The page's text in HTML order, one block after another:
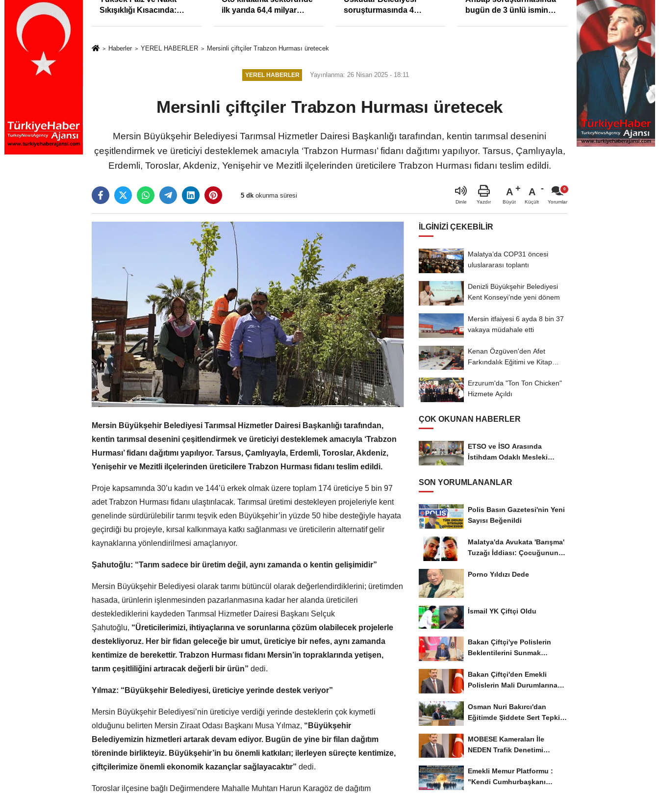
%31,75;
%50,49 olarak
Sıkışıklığı Kısacında:
ilk yarıda 64,4 milyar
soruşturmasında 4
bugün de 3 ünlü ismin
Haberler YEREL HABERLER Mersinli çiftçiler Trabzon Hurması üretecek
YEREL HABERLER Yayınlanma: 26 Nisan 2025 - 18:11
Mersinli çiftçiler Trabzon Hurması üretecek
Mersin Büyükşehir Belediyesi Tarımsal Hizmetler Dairesi Başkanlığı tarafından, kentin tarımsal desenini
çeşitlendirmek ve üreticiyi desteklemek amacıyla ‘Trabzon Hurması’ fidanı dağıtımı yapılıyor. Tarsus, Çamlıyayla,
Erdemli, Toroslar, Akdeniz, Yenişehir ve Mezitli ilçelerinden üreticilere Trabzon Hurması fidanı teslim edildi.
5 dk okunma süresi
Dinle Yazdır
A
Büyüt
A
Küçült Yorumlar
Mersin Büyükşehir Belediyesi Tarımsal Hizmetler Dairesi Başkanlığı tarafından,
kentin tarımsal desenini çeşitlendirmek ve üreticiyi desteklemek amacıyla ‘Trabzon
Hurması’ fidanı dağıtımı yapılıyor. Tarsus, Çamlıyayla, Erdemli, Toroslar, Akdeniz,
Yenişehir ve Mezitli ilçelerinden üreticilere Trabzon Hurması fidanı teslim edildi.
Proje kapsamında 30’u kadın ve 144’ü erkek olmak üzere toplam 174 üreticiye 5 bin 97
adet Trabzon Hurması fidanı ulaştırılacak. Tarımsal üretimi destekleyen projeleriyle kent
genelinde sürdürülebilir tarımı teşvik eden Büyükşehir’in yüzde 50 hibe desteğiyle hayata
geçirdiği bu projeyle, kırsal kalkınmaya katkı sağlanması ve üreticilerin alternatif gelir
kaynaklarına yönlendirilmesi amaçlanıyor.
Şahutoğlu: “Tarım sadece bir üretim değil, aynı zamanda o kentin gelişimidir”
Mersin Büyükşehir Belediyesi olarak tarımı bütüncül olarak değerlendirdiklerini; üretimden
hasada, ürünlerin işlenmesinden pazarlanmasına kadar her alanda üreticileri
desteklediklerini kaydeden Tarımsal Hizmetler Dairesi Başkanı Selçuk
Şahutoğlu, “Üreticilerimizi, ihtiyaçlarına ve sorunlarına çözüm olabilecek projelerle
destekliyoruz. Her bir fidan geleceğe bir umut, üreticiye bir nefes, aynı zamanda
kentimize de berekettir. Trabzon Hurması fidanı Mersin’in topraklarında yetişen,
tarım çeşitliliğini artıracak değerli bir ürün” dedi.
Yılmaz: “Büyükşehir Belediyesi, üreticiye yerinde destek veriyor”
Mersin Büyükşehir Belediyesi’nin üreticiye verdiği yerinde desteklerin çok kıymetli
olduğunu belirten Mersin Ziraat Odası Başkanı Musa Yılmaz, “Büyükşehir
Belediyemizin hizmetleri artarak devam ediyor. Bugün de yine bir filan dağıtım
töreninde birlikteyiz. Büyükşehir’in bu önemli katkıları; ilerleyen süreçte kentimize,
çiftçilerimize önemli ekonomik kazançlar sağlayacaktır” dedi.
Toroslar ilçesine bağlı Değirmendere Mahalle Muhtarı Harun Karagöz de dağıtım
İLGINIZI ÇEKEBILIR
Malatya’da COP31 öncesi
uluslararası toplantı
Denizli Büyükşehir Belediyesi
Kent Konseyi’nde yeni dönem
Mersin itfaiyesi 6 ayda 8 bin 37
vakaya müdahale etti
Kenan Özgüven'den Afet
Farkındalık Eğitimi ve Kitap
Erzurum'da "Ton Ton Chicken"
Hizmete Açıldı
ÇOK OKUNAN HABERLER
ETSO ve İSO Arasında
İstihdam Odaklı Mesleki
SON YORUMLANANLAR
Polis Basın Gazetesi'nin Yeni
Sayısı Beğenildi
Malatya'da Avukata 'Barışma'
Tuzağı İddiası: Çocuğunun
Porno Yıldızı Dede
İsmail YK Çiftçi Oldu
Bakan Çiftçi'ye Polislerin
Beklentilerini Sunmak
Bakan Çiftçi'den Emekli
Polislerin Mali Durumlarına
Osman Nuri Bakırcı'dan
Eğitimde Şiddete Sert Tepki:
MOBESE Kameraları İle
NEDEN Trafik Denetimi
Emekli Memur Platformu :
"Kendi Cumhurbaşkanı